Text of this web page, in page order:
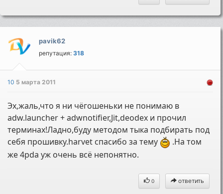
pavik62
репутация:318
10 5 марта 2011
Эх,жаль,что я ни чёгошеньки не понимаю в
adw.launcher + adwnotifier,Jit,deodex и прочил
терминах!Ладно,буду методом тыка подбирать под
себя прошивку.harvet спасибо за тему
.На том
же 4pda уж очень всё непонятно.
0 ответить